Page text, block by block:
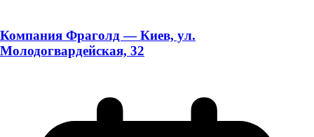
Компания Фраголд — Киев, ул.
Молодогвардейская, 32